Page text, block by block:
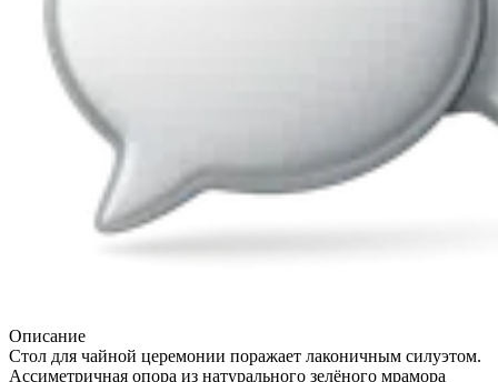
Описание
Стол для чайной церемонии поражает лаконичным силуэтом.
Ассиметричная опора из натурального зелёного мрамора